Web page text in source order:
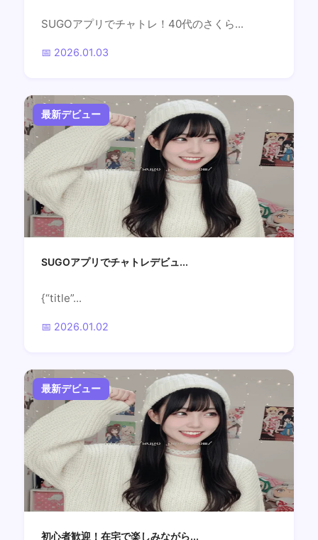
SUGOアプリでチャトレ！40代のさくら...
📅 2026.01.03
最新デビュー
SUGOアプリでチャトレデビュ...
{“title”...
📅 2026.01.02
最新デビュー
初心者歓迎！在宅で楽しみながら...